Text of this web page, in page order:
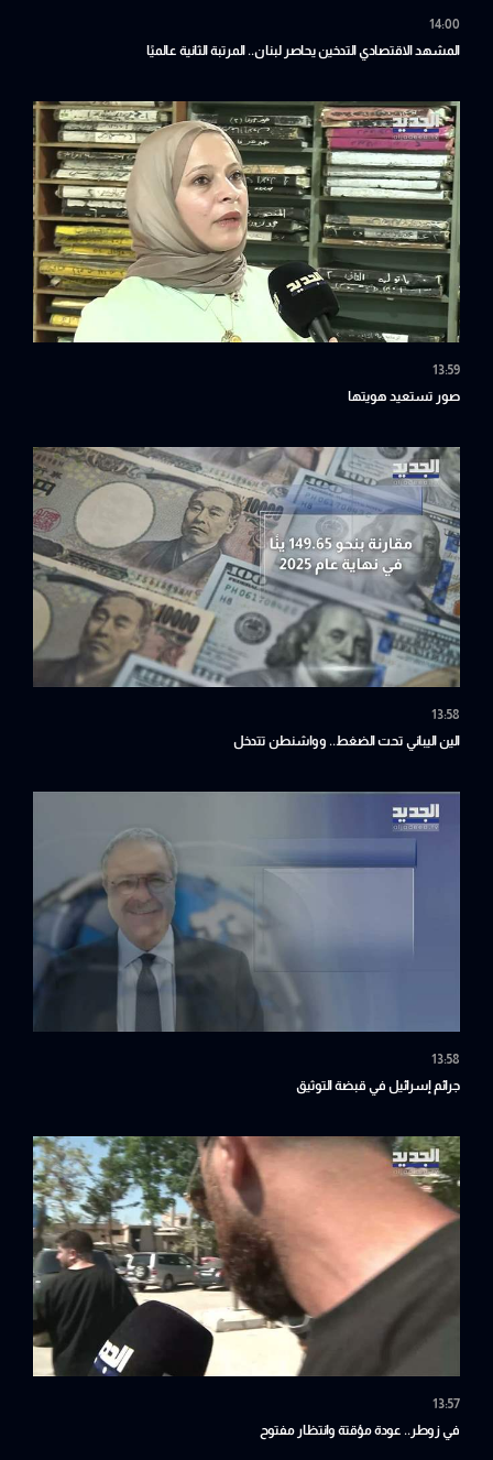
14:00
المشهد الاقتصادي التدخين يحاصر لبنان.. المرتبة الثانية عالميًا
13:59
صور تستعيد هويتها
13:58
الين اليباني تحت الضغط.. وواشنطن تتدخل
13:58
جرائم إسرائيل في قبضة التوثيق
13:57
في زوطر.. عودة مؤقتة وانتظار مفتوح